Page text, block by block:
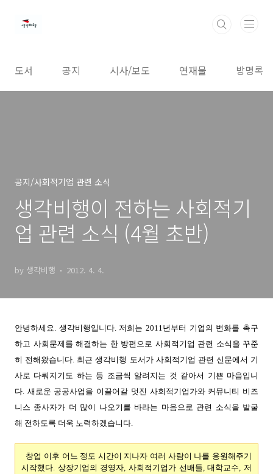
도서 공지 시사/보도 연재물 방명록
공지/사회적기업 관련 소식
생각비행이 전하는 사회적기
업 관련 소식 (4월 초반)
by 생각비행 2012. 4. 4.
안녕하세요. 생각비행입니다. 저희는 2011년부터 기업의 변화를 촉구
하고 사회문제를 해결하는 한 방편으로 사회적기업 관련 소식을 꾸준
히 전해왔습니다. 최근 생각비행 도서가 사회적기업 관련 신문에서 기
사로 다뤄지기도 하는 등 조금씩 알려지는 것 같아서 기쁜 마음입니
다. 새로운 공공사업을 이끌어갈 멋진 사회적기업가와 커뮤니티 비즈
니스 종사자가 더 많이 나오기를 바라는 마음으로 관련 소식을 발굴
해 전하도록 더욱 노력하겠습니다.
창업 이후 어느 정도 시간이 지나자 여러 사람이 나를 응원해주기
시작했다. 상장기업의 경영자, 사회적기업가 선배들, 대학교수, 저